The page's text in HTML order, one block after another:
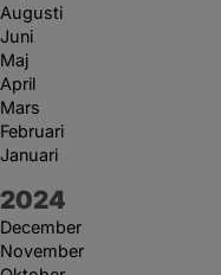
Augusti
Juni
Maj
April
Mars
Februari
Januari
År:
2024
December
November